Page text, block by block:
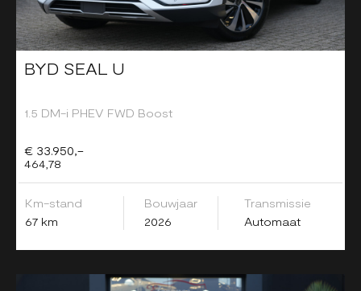
BYD SEAL U
1.5 DM-i PHEV FWD Boost
€ 33.950,-
464,78
Km-stand
67 km
Bouwjaar
2026
Transmissie
Automaat